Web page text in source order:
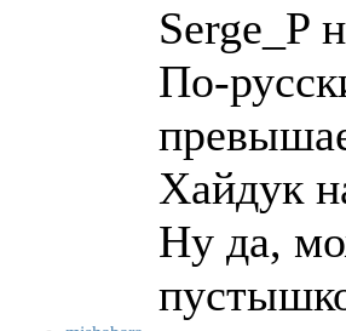
Serge_P
По-
Хайдук
Ну да,